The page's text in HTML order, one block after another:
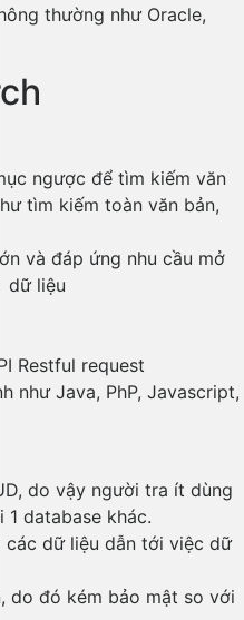
thường như Oracle,
ngược để tìm kiếm văn
tìm kiếm toàn văn bản,
và đáp ứng nhu cầu mở
dữ liệu
Restful request
như Java, PhP, Javascript,
do vậy người tra ít dùng
database khác.
các dữ liệu dẫn tới việc dữ
do đó kém bảo mật so với